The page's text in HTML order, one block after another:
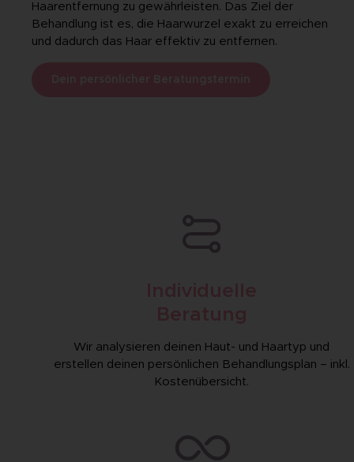
Haarentfernung zu gewährleisten. Das Ziel der
Behandlung ist es, die Haarwurzel exakt zu erreichen
und dadurch das Haar effektiv zu entfernen.
Wir analysieren deinen Haut- und Haartyp und
erstellen deinen persönlichen Behandlungs­plan – inkl.
Kosten­übersicht.